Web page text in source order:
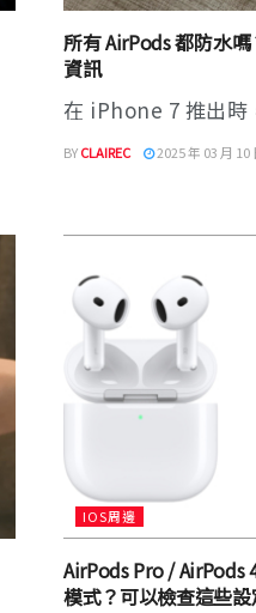
所有 AirPods 都防水
資訊
在 iPhone 7 推出時
BYCLAIREC 2025 年 03 月 10
IOS周邊
AirPods Pro / AirPods
模式？可以檢查這些